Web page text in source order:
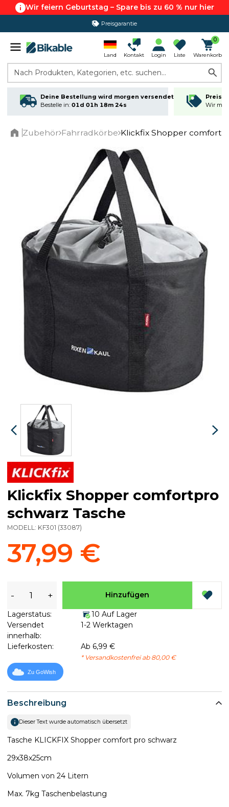
Wir feiern Geburtstag – Spare bis zu 60 % nur hier
Preisgarantie
Land Kontakt Login Liste
0
Warenkorb
Nach Produkten, Kategorien, etc. suchen...
Deine Bestellung wird morgen versendet
Bestelle in: 01d 01h 18m 24s
Wir
Zubehör Fahrradkörbe Klickfix Shopper
Beschreibung
Dieser Text wurde automatisch übersetzt
Tasche KLICKFIX Shopper comfort pro schwarz
29x38x25cm
Volumen von 24 Litern
Max. 7kg Taschenbelastung
Klickfix Shopper comfortpro
schwarz Tasche
MODELL: KF301 (33087)
37,99 €
- + Hinzufügen
Lagerstatus:
10 Auf Lager
Versendet
innerhalb:
1-2 Werktagen
Lieferkosten: Ab 6,99 €
* Versandkostenfrei ab 80,00 €
Zu GoWish